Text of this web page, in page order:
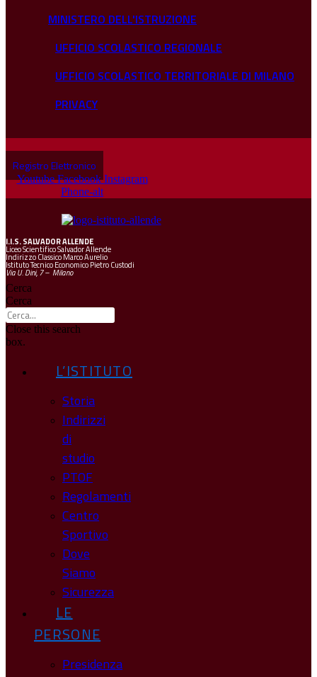
MINISTERO DELL'ISTRUZIONE
UFFICIO SCOLASTICO REGIONALE
UFFICIO SCOLASTICO TERRITORIALE DI MILANO
PRIVACY
Registro Elettronico
Youtube Facebook Instagram
Phone-alt
I.I.S.SALVADOR ALLENDE
Liceo Scientifico Salvador Allende
Indirizzo Classico Marco Aurelio
Istituto Tecnico Economico Pietro Custodi
Via U. Dini, 7 – Milano
Cerca
Cerca
Close this search
box.
L’ISTITUTO
Storia
Indirizzi
di
studio
PTOF
Regolamenti
Centro
Sportivo
Dove
Siamo
Sicurezza
LE
PERSONE
Presidenza